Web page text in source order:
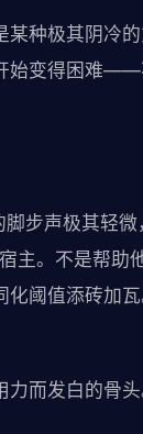
种极其阴冷
始变得困难
步声极其轻
主。不是帮
阈值添砖加
而发白的骨